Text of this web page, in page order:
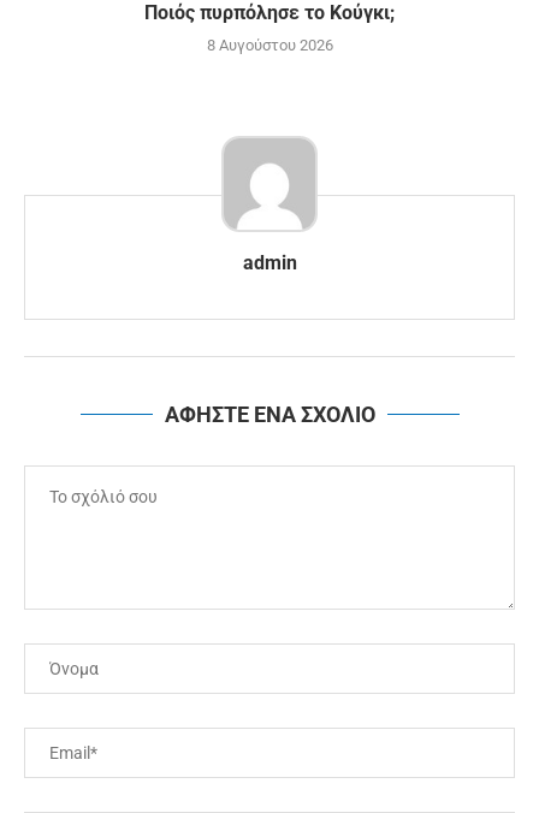
Ποιός πυρπόλησε το Κούγκι;
8 Αυγούστου 2026
admin
ΑΦΗΣΤΕ ΕΝΑ ΣΧΟΛΙΟ